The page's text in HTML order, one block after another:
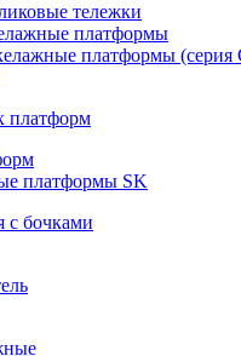
тележки
платформы
платформы (серия
платформ
платформы SK
с бочками